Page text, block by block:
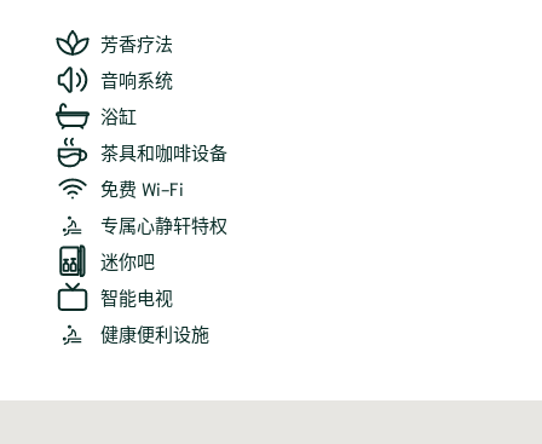
芳香疗法
音响系统
浴缸
茶具和咖啡设备
免费 Wi-Fi
专属心静轩特权
迷你吧
智能电视
健康便利设施